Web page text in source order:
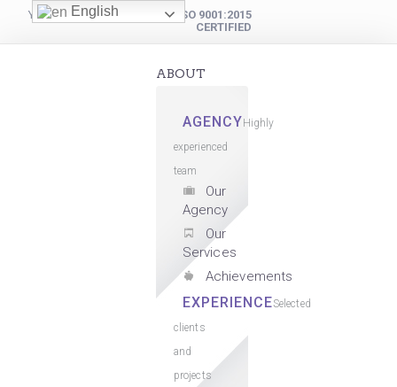
YOUR DIGITAL PARTNER
ISO 9001:2015
CERTIFIED
ABOUT
AGENCY Highly
experienced
team
Our
Agency
Our
Services
Achievements
EXPERIENCESelected
clients
and
projects
English